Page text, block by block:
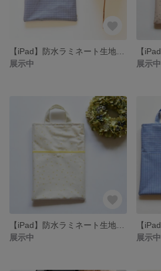
展示中
展示中
展示中
展示中